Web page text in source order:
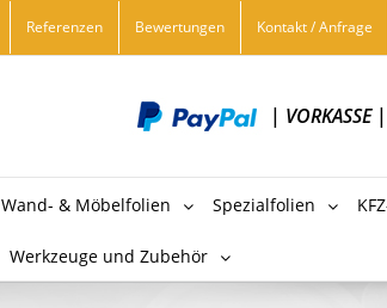
Referenzen Bewertungen Kontakt / Anfrage
| VORKASSE|
Wand- & Möbelfolien Spezialfolien
Werkzeuge und Zubehör